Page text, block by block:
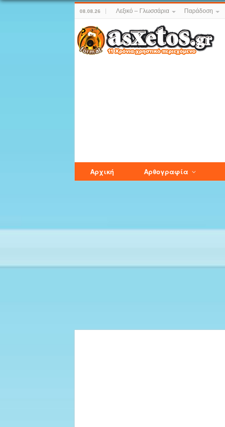
08.08.26 Λεξικό – Γλωσσάρια Παράδοση
Αρχική Αρθογραφία